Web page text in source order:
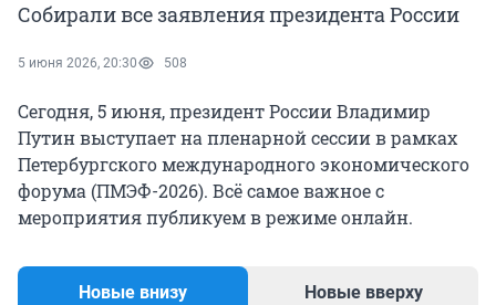
Собирали все заявления президента России
5 июня 2026, 20:30 508
Сегодня, 5 июня, президент России Владимир
Путин выступает на пленарной сессии в рамках
Петербургского международного экономического
форума (ПМЭФ-2026). Всё самое важное с
мероприятия публикуем в режиме онлайн.
Новые внизу Новые вверху